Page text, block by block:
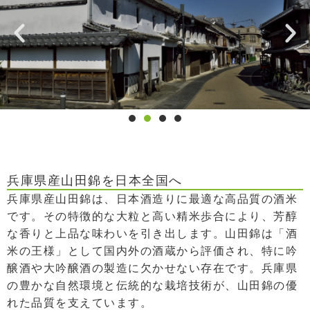
兵庫県産山田錦を日本全国へ
兵庫県産山田錦は、日本酒造りに最適な高品質の酒米
です。その特徴的な大粒と高い精米歩合により、芳醇
な香りと上品な味わいを引き出します。山田錦は「酒
米の王様」として国内外の酒蔵から評価され、特に吟
醸酒や大吟醸酒の製造に欠かせない存在です。兵庫県
の豊かな自然環境と伝統的な栽培技術が、山田錦の優
れた品質を支えています。